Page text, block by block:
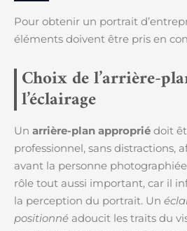
Pour obtenir un portrait
éléments doivent être pris en
Choix de l’arrière-
l’éclairage
Un arrière-plan approprié doit
professionnel, sans distractions,
avant la personne
rôle tout aussi important, car il
la perception du portrait. Un
positionné adoucit les traits du